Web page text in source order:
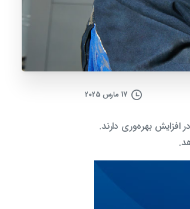
17 مارس 2025
بهره‌وری دارند.